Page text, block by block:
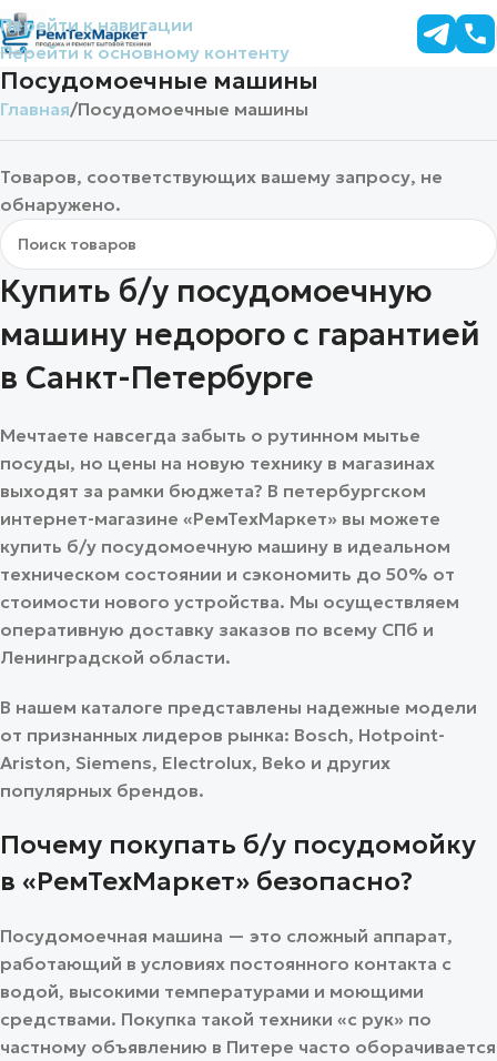
Перейти к навигации
Перейти к основному контенту
Посудомоечные машины
Главная Посудомоечные машины
Товаров, соответствующих вашему запросу, не
обнаружено.
Купить б/у посудомоечную
машину недорого с гарантией
в Санкт-Петербурге
Мечтаете навсегда забыть о рутинном мытье
посуды, но цены на новую технику в магазинах
выходят за рамки бюджета? В петербургском
интернет-магазине «РемТехМаркет» вы можете
купить б/у посудомоечную машину в идеальном
техническом состоянии и сэкономить до 50% от
стоимости нового устройства. Мы осуществляем
оперативную доставку заказов по всему СПб и
Ленинградской области.
В нашем каталоге представлены надежные модели
от признанных лидеров рынка: Bosch, Hotpoint-
Ariston, Siemens, Electrolux, Beko и других
популярных брендов.
Почему покупать б/у посудомойку
в «РемТехМаркет» безопасно?
Посудомоечная машина — это сложный аппарат,
работающий в условиях постоянного контакта с
водой, высокими температурами и моющими
средствами. Покупка такой техники «с рук» по
частному объявлению в Питере часто оборачивается